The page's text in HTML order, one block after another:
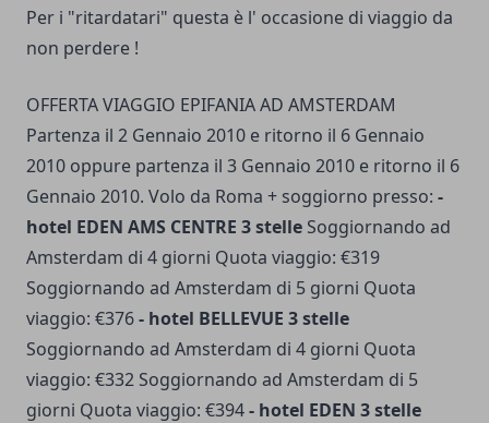
Per i "ritardatari" questa è l' occasione di viaggio da
non perdere !
OFFERTA VIAGGIO EPIFANIA AD AMSTERDAM
Partenza il 2 Gennaio 2010 e ritorno il 6 Gennaio
2010 oppure partenza il 3 Gennaio 2010 e ritorno il 6
Gennaio 2010. Volo da Roma + soggiorno presso: -
hotel EDEN AMS CENTRE 3 stelle Soggiornando ad
Amsterdam di 4 giorni Quota viaggio: €319
Soggiornando ad Amsterdam di 5 giorni Quota
viaggio: €376- hotel BELLEVUE 3 stelle
Soggiornando ad Amsterdam di 4 giorni Quota
viaggio: €332 Soggiornando ad Amsterdam di 5
giorni Quota viaggio: €394- hotel EDEN 3 stelle